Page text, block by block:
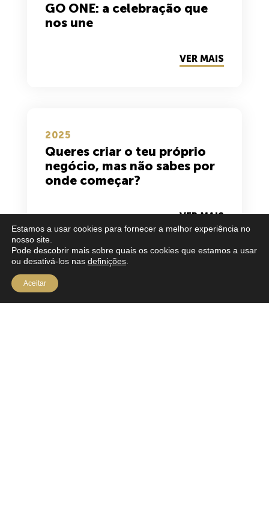
GO ONE: a celebração que
nos une
VER MAIS
2025
Queres criar o teu próprio
negócio, mas não sabes por
onde começar?
VER MAIS
Estamos a usar cookies para fornecer a melhor experiência no
nosso site.
Pode descobrir mais sobre quais os cookies que estamos a usar
ou desativá-los nas definições
Aceitar